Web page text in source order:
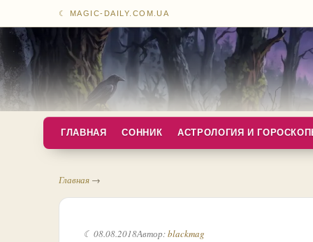
☾ MAGIC-DAILY.COM.UA
ГЛАВНАЯ СОННИК АСТРОЛОГИЯ И
Главная →
☾ 08.08.2018Автор:blackmag